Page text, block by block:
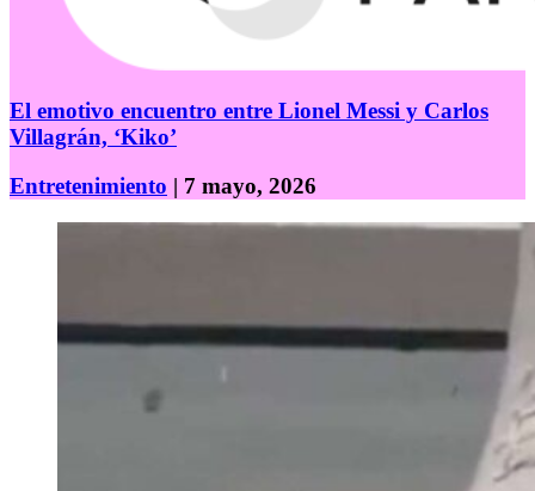
El emotivo encuentro entre Lionel Messi y Carlos
Villagrán, ‘Kiko’
Entretenimiento | 7 mayo, 2026